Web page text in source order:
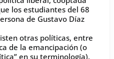
los estudiantes del 68
de Gustavo Díaz
otras políticas, entre
de la emancipación (o
en su terminología),